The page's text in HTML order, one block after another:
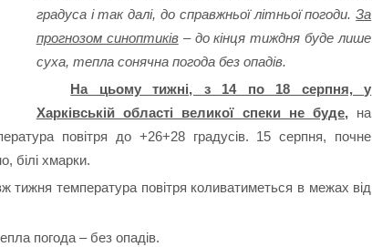
градуса і так далі, до справжньої літньої погоди.За
прогнозом синоптиків– до кінця тиждня буде лише
суха, тепла сонячна погода без опадів.
На цьому тижні, з 14 по 18 серпня, у
Харківській області великої спеки не буде, на
повітря до +26+28 градусів. 15 серпня, почне
білі хмарки.
тижня температура повітря коливатиметься в межах від
погода – без опадів.